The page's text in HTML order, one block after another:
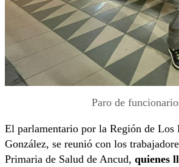
Paro de
El parlamentario por la Región de Los
González, se reunió con los
Primaria de Salud de Ancud, quienes